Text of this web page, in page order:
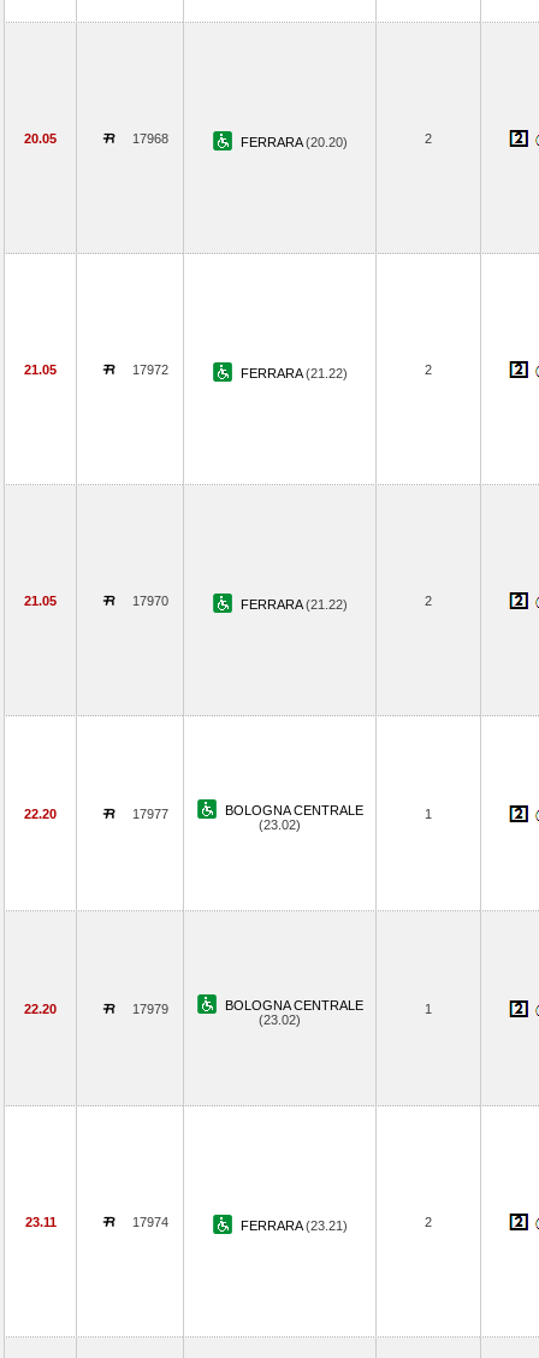
20.05 17968 FERRARA(20.20) 2
21.05 17972 FERRARA(21.22) 2
21.05 17970 FERRARA(21.22) 2
22.20 17977
BOLOGNA CENTRALE
(23.02)
1
22.20 17979
BOLOGNA CENTRALE
(23.02)
1
23.11 17974 FERRARA(23.21) 2